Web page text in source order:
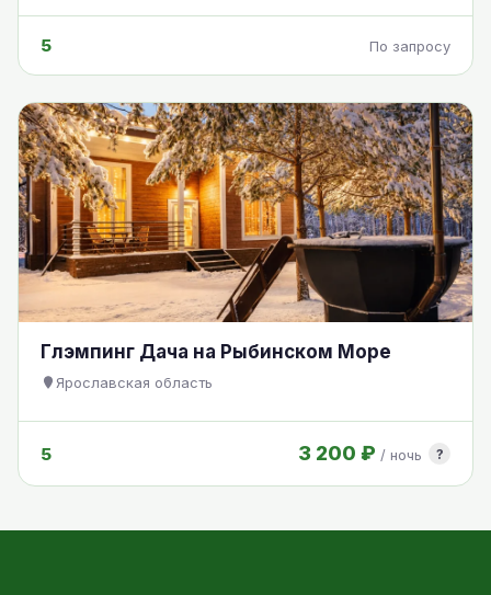
5 По запросу
Глэмпинг Дача на Рыбинском Море
Ярославская область
5 3 200 ₽ / ночь ?